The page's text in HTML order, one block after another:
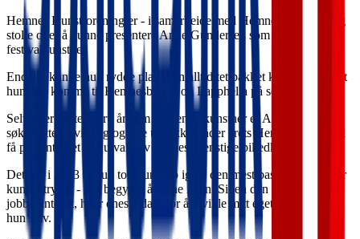
Hemnes Kunstforening er - i samarbeide med Hemnesjazz – veldig
stolte over å kunne presentere Anne Gundersen som årets
festivalkunstner.
Endelig kunne hun rydde plass i en alltid tettpakket kalender, slik at
hun kan komme til Hemnesberget og Lapphella på seinsommeren.
Selv etter nesten førti år som utøvende kunstner er Anne i stadig
søken etter utvikling og nye uttrykk. Under årets Hemnesjazz vil vi
få presentert et rikt utvalg av hennes spenstige billedkunst.
Det var i 2023 at hun tok hun opp igjen den mest basale formen for
kunstuttrykk. - Jeg begynte å tegne igjen. Siden den høsten har jeg
jobbet intenst, hver eneste dag, for å utvikle mitt eget uttrykk, sier
hun selv.